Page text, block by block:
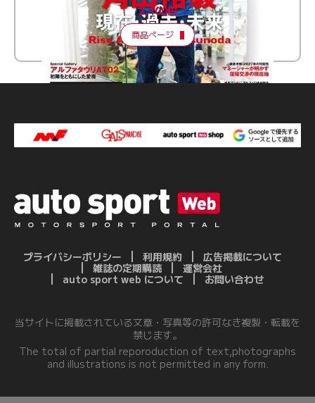
2,100円
商品ページ
プライバシーポリシー 利用規約
広告掲載について
雑誌の定期購読
運営会社
auto sport web について
お問い合わせ
当サイトに掲載されている文章・写真等の許可なき複製・転載を
禁じます。
The total of partial reporoduction of text,photographs
and illustrations is not permitted in any form.